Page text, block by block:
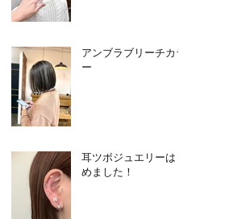
アンブラブリーチカラ
ー
耳ツボジュエリーはじ
めました！